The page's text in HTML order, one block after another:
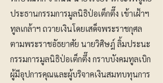
ประธานกรรมการมูลนิธิป่อเต็กตึ๊ง เข้าเฝ้าฯ
ทูลเกล้าฯ ถวายเงินโดยเสด็จพระราชกุศล
ตามพระราชอัธยาศัย นายวิศิษฎ์ ลิ้มประนะ
กรรมการมูลนิธิป่อเต็กตึ๊ง กราบบังคมทูลเบิก
ผู้มีอุปการคุณและผู้บริจาคเงินสมทบทุนการ